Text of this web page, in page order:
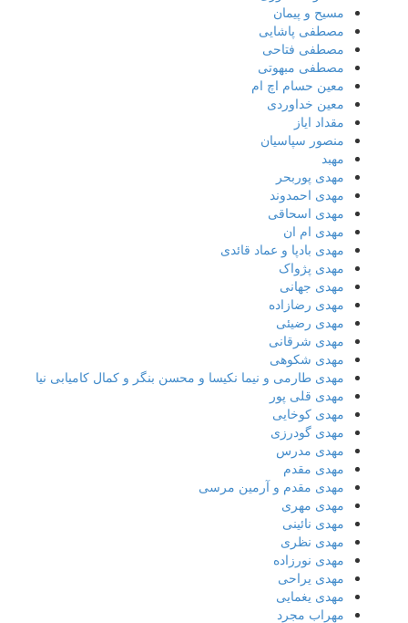
مسیح و پیمان
مصطفی پاشایی
مصطفی فتاحی
مصطفی مبهوتی
معین حسام اچ ام
معین خداوردی
مقداد ایاز
منصور سپاسیان
مهبد
مهدى پوربحر
مهدی احمدوند
مهدی اسحاقی
مهدی ام ان
مهدی بادپا و عماد قائدی
مهدی پژواک
مهدی جهانی
مهدی رضازاده
مهدی رضیئی
مهدی شرقانی
مهدی شکوهی
مهدی طارمی و نیما نکیسا و محسن بنگر و کمال کامیابی نیا
مهدی قلی پور
مهدی کوخایی
مهدی گودرزی
مهدی مدرس
مهدی مقدم
مهدی مقدم و آرمین مرسی
مهدی مهری
مهدی نائینی
مهدی نظری
مهدی نورزاده
مهدی یراحی
مهدی یغمایی
مهراب مجرد